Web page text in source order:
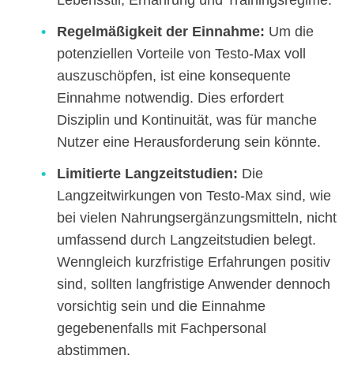
Regelmäßigkeit der Einnahme: Um die
potenziellen Vorteile von Testo-Max voll
auszuschöpfen, ist eine konsequente
Einnahme notwendig. Dies erfordert
Disziplin und Kontinuität, was für manche
Nutzer eine Herausforderung sein könnte.
Limitierte Langzeitstudien: Die
Langzeitwirkungen von Testo-Max sind, wie
bei vielen Nahrungsergänzungsmitteln, nicht
umfassend durch Langzeitstudien belegt.
Wenngleich kurzfristige Erfahrungen positiv
sind, sollten langfristige Anwender dennoch
vorsichtig sein und die Einnahme
gegebenenfalls mit Fachpersonal
abstimmen.